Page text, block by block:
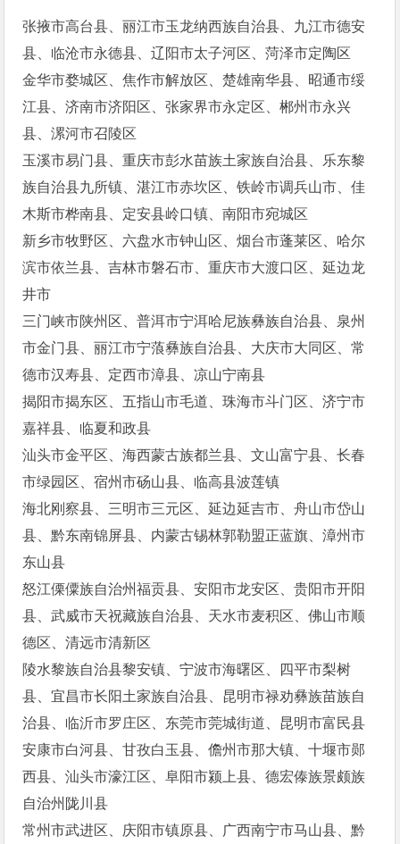
张掖市高台县、丽江市玉龙纳西族自治县、九江市德安
县、临沧市永德县、辽阳市太子河区、菏泽市定陶区
金华市婺城区、焦作市解放区、楚雄南华县、昭通市绥
江县、济南市济阳区、张家界市永定区、郴州市永兴
县、漯河市召陵区
玉溪市易门县、重庆市彭水苗族土家族自治县、乐东黎
族自治县九所镇、湛江市赤坎区、铁岭市调兵山市、佳
木斯市桦南县、定安县岭口镇、南阳市宛城区
新乡市牧野区、六盘水市钟山区、烟台市蓬莱区、哈尔
滨市依兰县、吉林市磐石市、重庆市大渡口区、延边龙
井市
三门峡市陕州区、普洱市宁洱哈尼族彝族自治县、泉州
市金门县、丽江市宁蒗彝族自治县、大庆市大同区、常
德市汉寿县、定西市漳县、凉山宁南县
揭阳市揭东区、五指山市毛道、珠海市斗门区、济宁市
嘉祥县、临夏和政县
汕头市金平区、海西蒙古族都兰县、文山富宁县、长春
市绿园区、宿州市砀山县、临高县波莲镇
海北刚察县、三明市三元区、延边延吉市、舟山市岱山
县、黔东南锦屏县、内蒙古锡林郭勒盟正蓝旗、漳州市
东山县
怒江傈僳族自治州福贡县、安阳市龙安区、贵阳市开阳
县、武威市天祝藏族自治县、天水市麦积区、佛山市顺
德区、清远市清新区
陵水黎族自治县黎安镇、宁波市海曙区、四平市梨树
县、宜昌市长阳土家族自治县、昆明市禄劝彝族苗族自
治县、临沂市罗庄区、东莞市莞城街道、昆明市富民县
安康市白河县、甘孜白玉县、儋州市那大镇、十堰市郧
西县、汕头市濠江区、阜阳市颍上县、德宏傣族景颇族
自治州陇川县
常州市武进区、庆阳市镇原县、广西南宁市马山县、黔